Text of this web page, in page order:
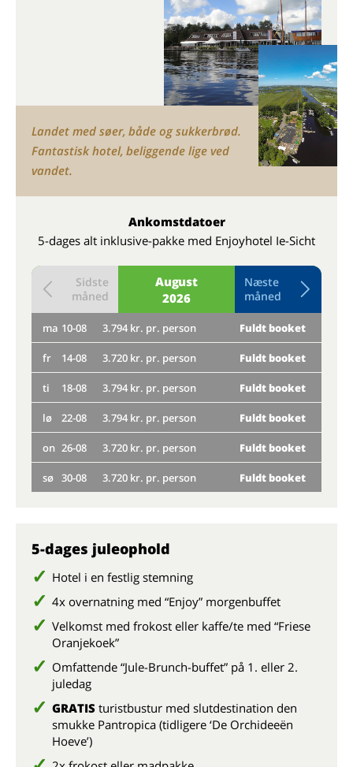
Landet med søer, både og sukkerbrød.
Fantastisk hotel, beliggende lige ved
vandet.
Ankomstdatoer
5-dages alt inklusive-pakke med Enjoyhotel Ie-Sicht
August
2026
Sidste
måned
Næste
måned
ma 10-08 3.794 kr. pr. person Fuldt booket
fr 14-08 3.720 kr. pr. person Fuldt booket
ti 18-08 3.794 kr. pr. person Fuldt booket
lø 22-08 3.794 kr. pr. person Fuldt booket
on 26-08 3.720 kr. pr. person Fuldt booket
sø 30-08 3.720 kr. pr. person Fuldt booket
5-dages juleophold
Hotel i en festlig stemning
4x overnatning med “Enjoy” morgenbuffet
Velkomst med frokost eller kaffe/te med “Friese
Oranjekoek”
Omfattende “Jule-Brunch-buffet” på 1. eller 2.
juledag
GRATIS turistbustur med slutdestination den
smukke Pantropica (tidligere ‘De Orchideeën
Hoeve’)